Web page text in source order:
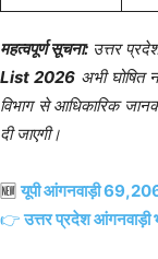
महत्वपूर्ण सूचना: उत्तर
List 2026अभी घोषित
विभाग से आधिकारिक
दी जाएगी।
🆕यूपी आंगनवाड़ी 69,206
👉उत्तर प्रदेश आंगनवाड़ी